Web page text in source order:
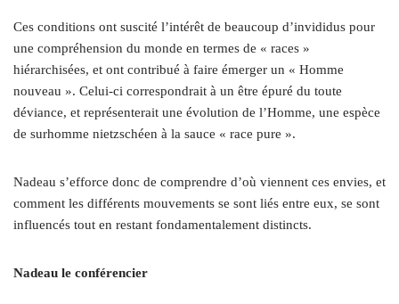
Ces conditions ont suscité l’intérêt de beaucoup d’invididus pour
une compréhension du monde en termes de « races »
hiérarchisées, et ont contribué à faire émerger un « Homme
nouveau ». Celui-ci correspondrait à un être épuré du toute
déviance, et représenterait une évolution de l’Homme, une espèce
de surhomme nietzschéen à la sauce « race pure ».
Nadeau s’efforce donc de comprendre d’où viennent ces envies, et
comment les différents mouvements se sont liés entre eux, se sont
influencés tout en restant fondamentalement distincts.
Nadeau le conférencier